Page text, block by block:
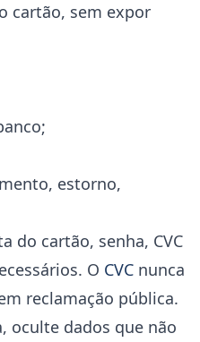
cartão, sem expor
estorno,
do cartão, senha, CVC
O CVC nunca
reclamação pública.
oculte dados que não